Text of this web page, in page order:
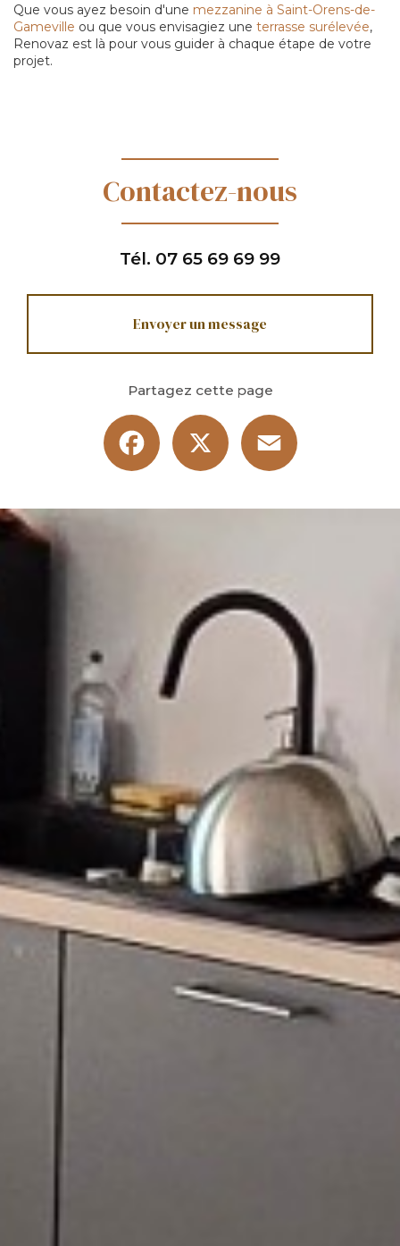
Que vous ayez besoin d'une mezzanine à Saint-Orens-de-
Gameville ou que vous envisagiez une terrasse surélevée,
Renovaz est là pour vous guider à chaque étape de votre
projet.
Contactez-nous
Tél. 07 65 69 69 99
Envoyer un message
Partagez cette page
Facebook